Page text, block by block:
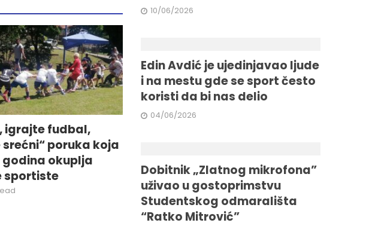
igrajte fudbal,
poruka koja
godina okuplja
sportiste
10/06/2026
Edin Avdić je ujedinjavao ljude
i na mestu gde se sport često
koristi da bi nas delio
04/06/2026
Dobitnik „Zlatnog mikrofona”
uživao u gostoprimstvu
Studentskog odmarališta
“Ratko Mitrović”